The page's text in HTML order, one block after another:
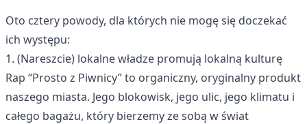
Oto cztery powody, dla których nie mogę się doczekać
ich występu:
1. (Nareszcie) lokalne władze promują lokalną kulturę
Rap “Prosto z Piwnicy” to organiczny, oryginalny produkt
naszego miasta. Jego blokowisk, jego ulic, jego klimatu i
całego bagażu, który bierzemy ze sobą w świat